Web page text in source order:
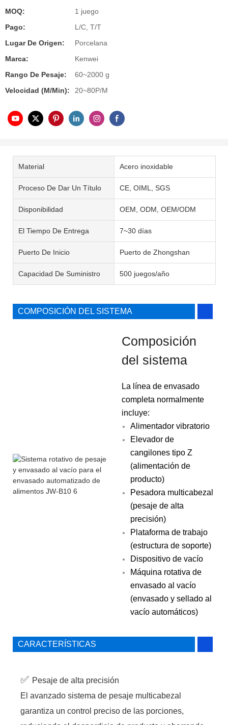
MOQ:
1 juego
Pago:
L/C, T/T
Lugar De Origen:
Porcelana
Marca:
Kenwei
Rango De Pesaje:
60~2000 g
Velocidad (m/min):
20~80P/M
Material Acero inoxidable
Proceso De Dar Un Título CE, OIML, SGS
Disponibilidad OEM, ODM, OEM/ODM
El Tiempo De Entrega 7~30 días
Puerto De Inicio Puerto de Zhongshan
Capacidad De Suministro 500 juegos/año
COMPOSICIÓN DEL SISTEMA
Composición
del sistema
La línea de envasado
completa normalmente
incluye:
Alimentador vibratorio
Elevador de
cangilones tipo Z
(alimentación de
producto)
Pesadora multicabezal
(pesaje de alta
precisión)
Plataforma de trabajo
(estructura de soporte)
Dispositivo de vacío
Máquina rotativa de
envasado al vacío
(envasado y sellado al
vacío automáticos)
CARACTERÍSTICAS
✅ Pesaje de alta precisión
El avanzado sistema de pesaje multicabezal
garantiza un control preciso de las porciones,